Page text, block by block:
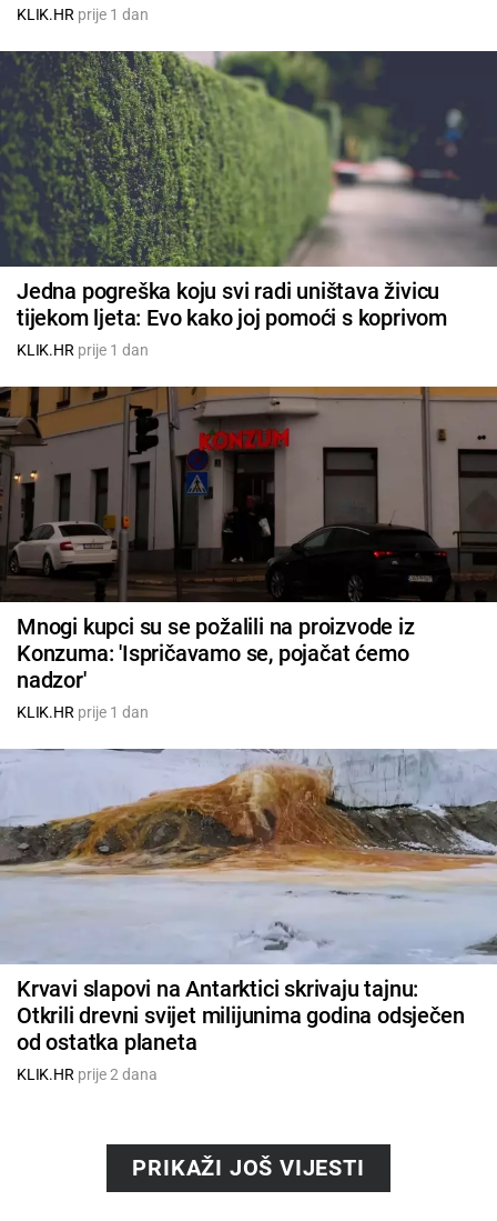
KLIK.HR prije 1 dan
Jedna pogreška koju svi radi uništava živicu
tijekom ljeta: Evo kako joj pomoći s koprivom
KLIK.HR prije 1 dan
Mnogi kupci su se požalili na proizvode iz
Konzuma: 'Ispričavamo se, pojačat ćemo
nadzor'
KLIK.HR prije 1 dan
Krvavi slapovi na Antarktici skrivaju tajnu:
Otkrili drevni svijet milijunima godina odsječen
od ostatka planeta
KLIK.HR prije 2 dana
PRIKAŽI JOŠ VIJESTI